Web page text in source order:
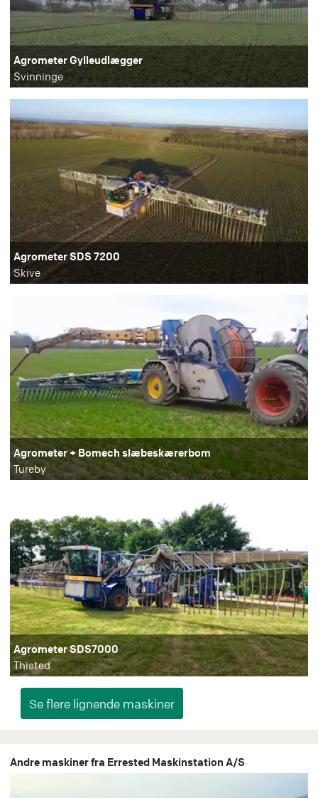
Agrometer Gylleudlægger
Svinninge
Agrometer SDS 7200
Skive
Agrometer + Bomech slæbeskærerbom
Tureby
Agrometer SDS7000
Thisted
Andre maskiner fra Errested Maskinstation A/S